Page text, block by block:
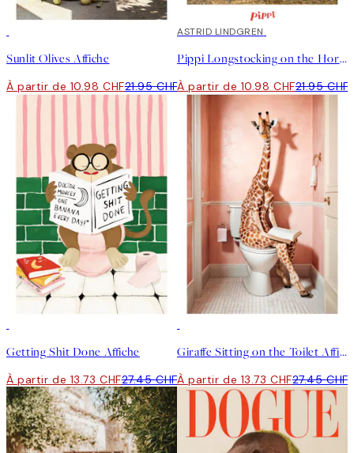
Sunlit Olives Affiche
À partir de 10.98 CHF21.95 CHF
50%*
ASTRID LINDGREN
Pippi Longstocking on the Horse Affiche
À partir de 10.98 CHF21.95 CHF
Getting Shit Done Affiche
À partir de 13.73 CHF27.45 CHF
Giraffe Sitting on the Toilet Affiche
À partir de 13.73 CHF27.45 CHF